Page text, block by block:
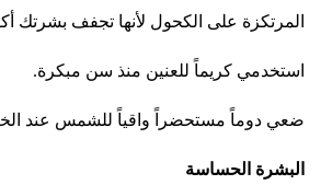
المرتكزة على الكحول لأنها تجفف بشرتك
استخدمي كريماً للعنين منذ سن مبكرة.
ضعي دوماً مستحضراً واقياً للشمس عند
البشرة الحساسة